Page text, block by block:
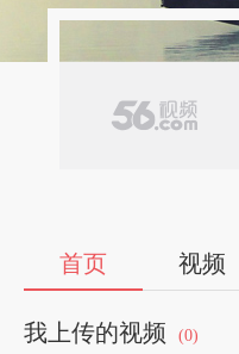
首页 视频
我上传的视频 (0)